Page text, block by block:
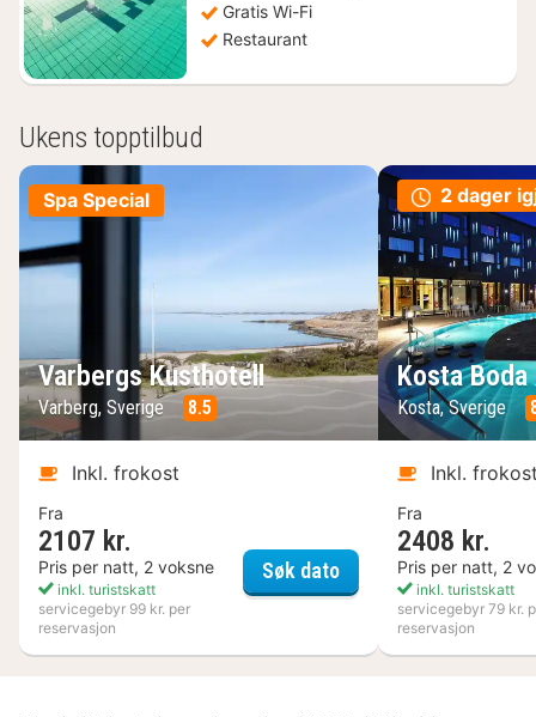
Gratis Wi-Fi
Restaurant
Ukens topptilbud
Spa Special
Varbergs Kusthotell
Varberg, Sverige 8.5
Inkl. frokost
Fra
2107 kr.
Pris per natt, 2 voksne
inkl. turistskatt
servicegebyr 99 kr. per
reservasjon
Søk datoVarbergs Kusthotell
2 dager
Kosta
Kosta, Sverige
Inkl.
Fra
2408 kr.
Pris per natt, 2
inkl. turistskatt
servicegebyr 79 kr.
reservasjon